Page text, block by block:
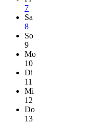
7
Sa
8
So
9
Mo
10
Di
11
Mi
12
Do
13